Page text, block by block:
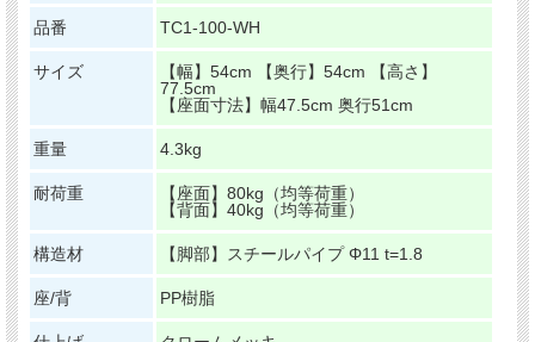
品番 TC1-100-WH
サイズ
【幅】54cm 【奥行】54cm 【高さ】
77.5cm
【座面寸法】幅47.5cm 奥行51cm
重量 4.3kg
耐荷重
【座面】80kg（均等荷重）
【背面】40kg（均等荷重）
構造材 【脚部】スチールパイプ Φ11 t=1.8
座/背 PP樹脂